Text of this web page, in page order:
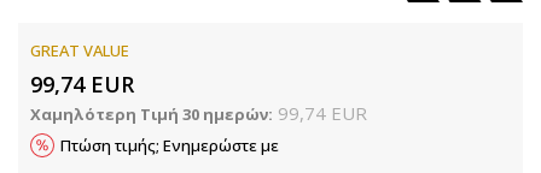
GREAT VALUE
99,74 EUR
Χαμηλότερη Τιμή 30 ημερών: 99,74 EUR
Πτώση τιμής; Ενημερώστε με